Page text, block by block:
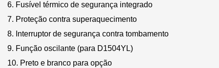
6. Fusível térmico de segurança integrado
7. Proteção contra superaquecimento
8. Interruptor de segurança contra tombamento
9. Função oscilante (para D1504YL)
10. Preto e branco para opção